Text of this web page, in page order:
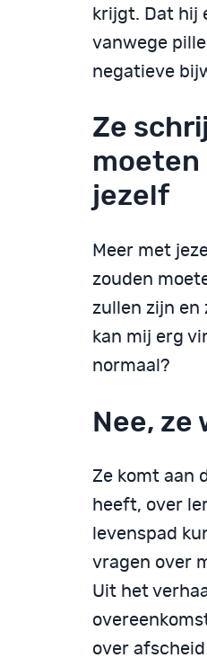
krijgt. Dat hij
vanwege
negatieve
Ze
jezelf
Meer met
zouden
zullen zijn en
kan mij erg
normaal?
Nee, ze
Ze komt aan
heeft, over
levenspad
vragen over
Uit het
over